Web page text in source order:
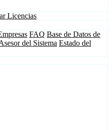
Licencias
FAQ Base de Datos de
del Sistema Estado del